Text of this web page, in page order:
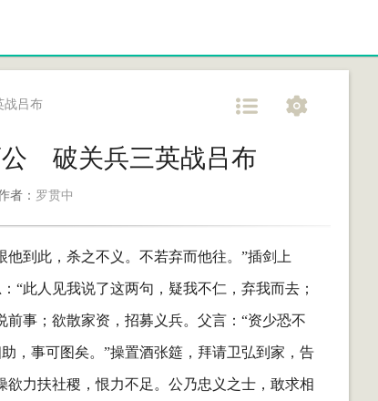
吕布
破关兵三英战吕布
者： 罗贯中
到此，杀之不义。不若弃而他往。”插剑上
“此人见我说了这两句，疑我不仁，弃我而去；
事；欲散家资，招募义兵。父言：“资少恐不
，事可图矣。”操置酒张筵，拜请卫弘到家，告
力扶社稷，恨力不足。公乃忠义之士，敢求相